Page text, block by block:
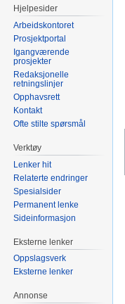
Hjelpesider
Arbeidskontoret
Prosjektportal
Igangværende
prosjekter
Redaksjonelle
retningslinjer
Opphavsrett
Kontakt
Ofte stilte spørsmål
Verktøy
Lenker hit
Relaterte endringer
Spesialsider
Permanent lenke
Sideinformasjon
Eksterne lenker
Oppslagsverk
Eksterne lenker
Annonse